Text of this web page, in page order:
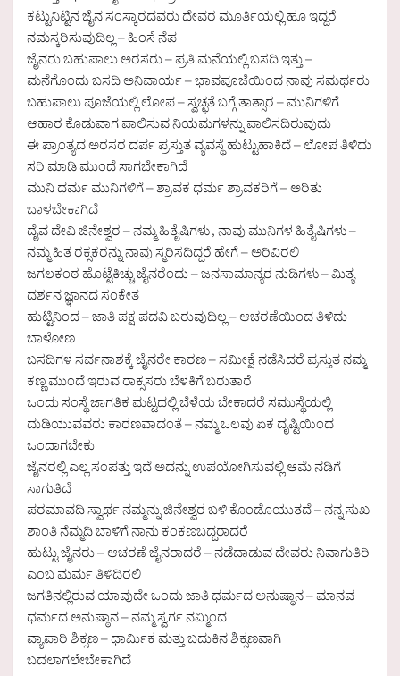
ಕಟ್ಟುನಿಟ್ಟಿನ ಜೈನ ಸಂಸ್ಕಾರದವರು ದೇವರ ಮೂರ್ತಿಯಲ್ಲಿ ಹೂ ಇದ್ದರೆ
ನಮಸ್ಕರಿಸುವುದಿಲ್ಲ – ಹಿಂಸೆ ನೆಪ
ಜೈನರು ಬಹುಪಾಲು ಅರಸರು – ಪ್ರತಿ ಮನೆಯಲ್ಲಿ ಬಸದಿ ಇತ್ತು –
ಮನೆಗೊಂದು ಬಸದಿ ಅನಿವಾರ್ಯ – ಭಾವಪೂಜೆಯಿಂದ ನಾವು ಸಮರ್ಥರು
ಬಹುಪಾಲು ಪೂಜೆಯಲ್ಲಿ ಲೋಪ – ಸ್ವಚ್ಛತೆ ಬಗ್ಗೆ ತಾತ್ಸಾರ – ಮುನಿಗಳಿಗೆ
ಆಹಾರ ಕೊಡುವಾಗ ಪಾಲಿಸುವ ನಿಯಮಗಳನ್ನು ಪಾಲಿಸದಿರುವುದು
ಈ ಪ್ರಾಂತ್ಯದ ಅರಸರ ದರ್ಪ ಪ್ರಸ್ತುತ ವ್ಯವಸ್ಥೆ ಹುಟ್ಟುಹಾಕಿದೆ – ಲೋಪ ತಿಳಿದು
ಸರಿ ಮಾಡಿ ಮುಂದೆ ಸಾಗಬೇಕಾಗಿದೆ
ಮುನಿ ಧರ್ಮ ಮುನಿಗಳಿಗೆ – ಶ್ರಾವಕ ಧರ್ಮ ಶ್ರಾವಕರಿಗೆ – ಅರಿತು
ಬಾಳಬೇಕಾಗಿದೆ
ದೈವ ದೇವಿ ಜಿನೇಶ್ವರ – ನಮ್ಮ ಹಿತೈಷಿಗಳು , ನಾವು ಮುನಿಗಳ ಹಿತೈಷಿಗಳು –
ನಮ್ಮ ಹಿತ ರಕ್ಸಕರನ್ನು ನಾವು ಸ್ಮರಿಸದಿದ್ದರೆ ಹೇಗೆ – ಅರಿವಿರಲಿ
ಜಗಲಕಂಠ ಹೊಟ್ಟೆಕಿಚ್ಚು ಜೈನರೆಂದು – ಜನಸಾಮಾನ್ಯರ ನುಡಿಗಳು – ಮಿತ್ಯ
ದರ್ಶನ ಜ್ಞಾನದ ಸಂಕೇತ
ಹುಟ್ಟಿನಿಂದ – ಜಾತಿ ಪಕ್ಷ ಪದವಿ ಬರುವುದಿಲ್ಲ – ಆಚರಣೆಯಿಂದ ತಿಳಿದು
ಬಾಳೋಣ
ಬಸದಿಗಳ ಸರ್ವನಾಶಕ್ಕೆ ಜೈನರೇ ಕಾರಣ – ಸಮೀಕ್ಷೆ ನಡೆಸಿದರೆ ಪ್ರಸ್ತುತ ನಮ್ಮ
ಕಣ್ಣ ಮುಂದೆ ಇರುವ ರಾಕ್ಸಸರು ಬೆಳಕಿಗೆ ಬರುತಾರೆ
ಒಂದು ಸಂಸ್ಥೆ ಜಾಗತಿಕ ಮಟ್ಟದಲ್ಲಿ ಬೆಳೆಯ ಬೇಕಾದರೆ ಸಮುಸ್ಥೆಯಲ್ಲಿ
ದುಡಿಯುವವರು ಕಾರಣವಾದಂತೆ – ನಮ್ಮ ಒಲವು ಏಕ ದೃಷ್ಟಿಯಿಂದ
ಒಂದಾಗಬೇಕು
ಜೈನರಲ್ಲಿ ಎಲ್ಲ ಸಂಪತ್ತು ಇದೆ ಅದನ್ನು ಉಪಯೋಗಿಸುವಲ್ಲಿ ಆಮೆ ನಡಿಗೆ
ಸಾಗುತಿದೆ
ಪರಮಾವದಿ ಸ್ವಾರ್ಥ ನಮ್ಮನ್ನು ಜಿನೇಶ್ವರ ಬಳಿ ಕೊಂಡೊಯುತದೆ – ನನ್ನ ಸುಖ
ಶಾಂತಿ ನೆಮ್ಮದಿ ಬಾಳಿಗೆ ನಾನು ಕಂಕಣಬದ್ದರಾದರೆ
ಹುಟ್ಟು ಜೈನರು – ಆಚರಣೆ ಜೈನರಾದರೆ – ನಡೆದಾಡುವ ದೇವರು ನಿವಾಗುತಿರಿ
ಎಂಬ ಮರ್ಮ ತಿಳಿದಿರಲಿ
ಜಗತಿನಲ್ಲಿರುವ ಯಾವುದೇ ಒಂದು ಜಾತಿ ಧರ್ಮದ ಅನುಷ್ಠಾನ – ಮಾನವ
ಧರ್ಮದ ಅನುಷ್ಠಾನ – ನಮ್ಮ ಸ್ವರ್ಗ ನಮ್ಮಿಂದ
ವ್ಯಾಪಾರಿ ಶಿಕ್ಸಣ – ಧಾರ್ಮಿಕ ಮತ್ತು ಬದುಕಿನ ಶಿಕ್ಸಣವಾಗಿ
ಬದಲಾಗಲೇಬೇಕಾಗಿದೆ